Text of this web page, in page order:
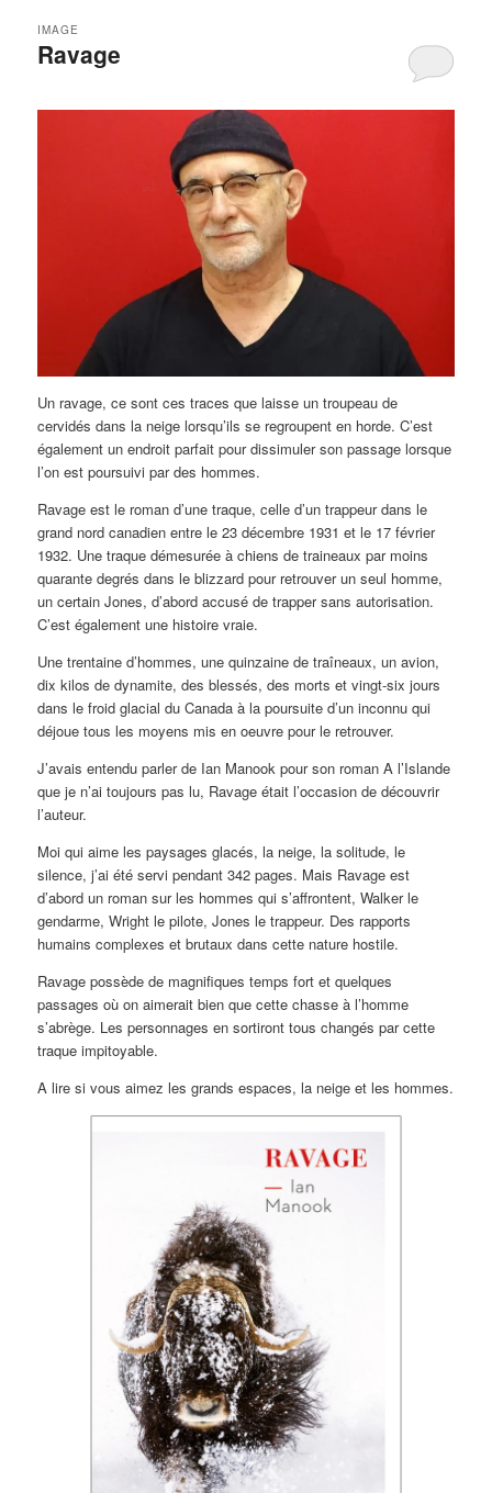
Ravage
IMAGE
Un ravage, ce sont ces traces que laisse un troupeau de
cervidés dans la neige lorsqu’ils se regroupent en horde. C’est
également un endroit parfait pour dissimuler son passage lorsque
l’on est poursuivi par des hommes.
Ravage est le roman d’une traque, celle d’un trappeur dans le
grand nord canadien entre le 23 décembre 1931 et le 17 février
1932. Une traque démesurée à chiens de traineaux par moins
quarante degrés dans le blizzard pour retrouver un seul homme,
un certain Jones, d’abord accusé de trapper sans autorisation.
C’est également une histoire vraie.
Une trentaine d’hommes, une quinzaine de traîneaux, un avion,
dix kilos de dynamite, des blessés, des morts et vingt-six jours
dans le froid glacial du Canada à la poursuite d’un inconnu qui
déjoue tous les moyens mis en oeuvre pour le retrouver.
J’avais entendu parler de Ian Manook pour son roman A l’Islande
que je n’ai toujours pas lu, Ravage était l’occasion de découvrir
l’auteur.
Moi qui aime les paysages glacés, la neige, la solitude, le
silence, j’ai été servi pendant 342 pages. Mais Ravage est
d’abord un roman sur les hommes qui s’affrontent, Walker le
gendarme, Wright le pilote, Jones le trappeur. Des rapports
humains complexes et brutaux dans cette nature hostile.
Ravage possède de magnifiques temps fort et quelques
passages où on aimerait bien que cette chasse à l’homme
s’abrège. Les personnages en sortiront tous changés par cette
traque impitoyable.
A lire si vous aimez les grands espaces, la neige et les hommes.